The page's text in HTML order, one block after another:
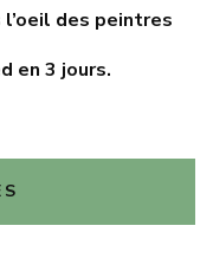
l’oeil des peintres
en 3 jours.